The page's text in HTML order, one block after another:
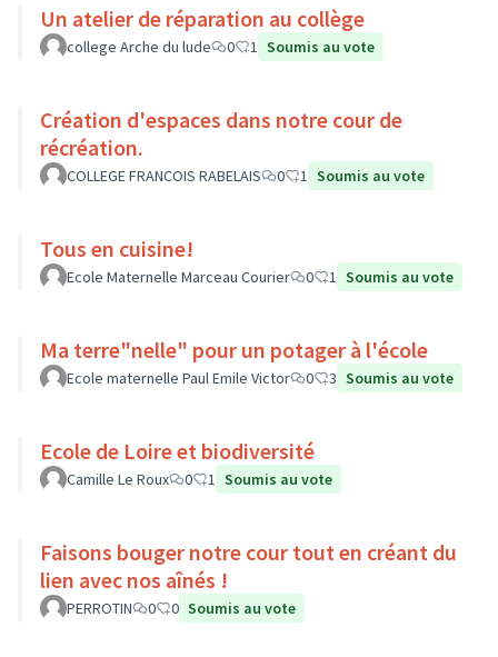
Un atelier de réparation au collège
college Arche du lude 0 1 Soumis au vote
Création d'espaces dans notre cour de
récréation.
COLLEGE FRANCOIS RABELAIS 0 1 Soumis au vote
Tous en cuisine!
Ecole Maternelle Marceau Courier 0 1 Soumis au vote
Ma terre"nelle" pour un potager à l'école
Ecole maternelle Paul Emile Victor 0 3 Soumis au vote
Ecole de Loire et biodiversité
Camille Le Roux 0 1 Soumis au vote
Faisons bouger notre cour tout en créant du
lien avec nos aînés !
PERROTIN 0 0 Soumis au vote